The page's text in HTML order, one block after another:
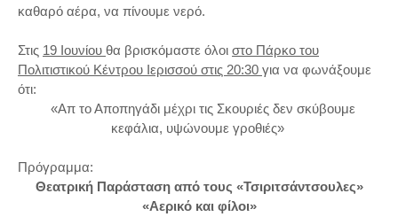
καθαρό αέρα, να πίνουμε νερό.
Στις 19 Ιουνίου θα βρισκόμαστε όλοι στο Πάρκο του
Πολιτιστικού Κέντρου Ιερισσού στις 20:30 για να φωνάξουμε
ότι:
«Απ το Αποπηγάδι μέχρι τις Σκουριές δεν σκύβουμε
κεφάλια, υψώνουμε γροθιές»
Πρόγραμμα:
Θεατρική Παράσταση από τους «Τσιριτσάντσουλες»
«Αερικό και φίλοι»